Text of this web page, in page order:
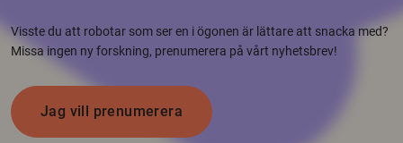
Visste du att robotar som ser en i ögonen är lättare att snacka med?
Missa ingen ny forskning, prenumerera på vårt nyhetsbrev!
Jag vill prenumerera